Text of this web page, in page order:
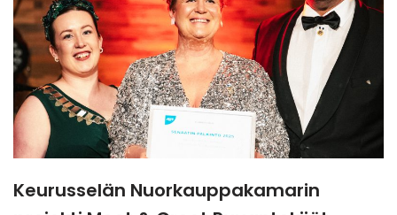
Keurusselän Nuorkauppakamarin